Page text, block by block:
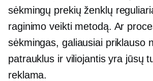
sėkmingų prekių ženklų
raginimo veikti metodą. Ar
sėkmingas, galiausiai priklauso
patrauklus ir viliojantis yra jūsų
reklama.